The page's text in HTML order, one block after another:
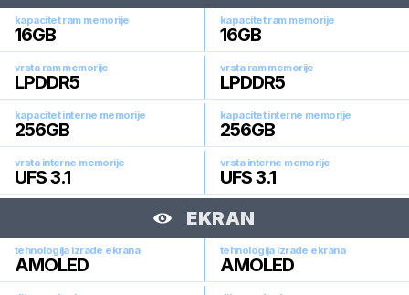
kapacitet ram memorije
16GB
kapacitet ram memorije
16GB
vrsta ram memorije
LPDDR5
vrsta ram memorije
LPDDR5
kapacitet interne memorije
256GB
kapacitet interne memorije
256GB
vrsta interne memorije
UFS 3.1
vrsta interne memorije
UFS 3.1
EKRAN
tehnologija izrade ekrana
AMOLED
tehnologija izrade ekrana
AMOLED